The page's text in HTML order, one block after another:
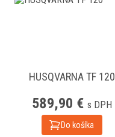
HUSQVARNA TF 120
589,90 € s DPH
Do košíka